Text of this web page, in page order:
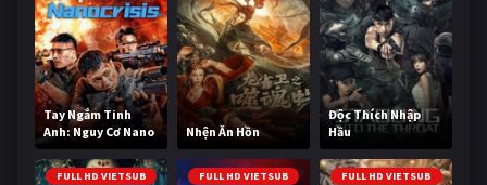
Tay Ngắm Tinh
Anh: Nguy Cơ Nano
Nhện Ăn Hồn
Độc Thích Nhập
Hầu
FULL HD VIETSUB FULL HD VIETSUB FULL HD VIETSUB